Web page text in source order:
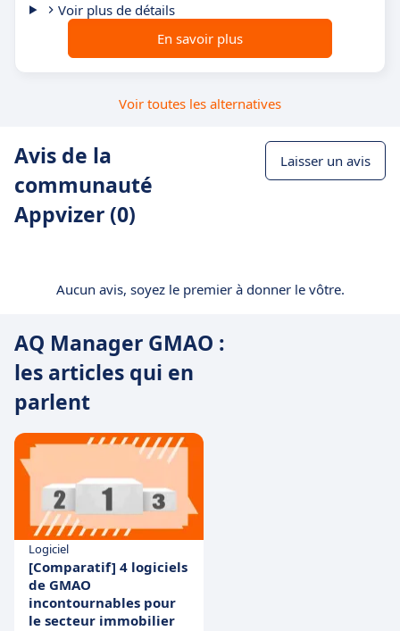
Voir plus de détails
En savoir plus
Voir toutes les alternatives
Avis de la
communauté
Appvizer (0)
Laisser un avis
Aucun avis, soyez le premier à donner le vôtre.
AQ Manager GMAO :
les articles qui en
parlent
Logiciel
[Comparatif] 4 logiciels
de GMAO
incontournables pour
le secteur immobilier